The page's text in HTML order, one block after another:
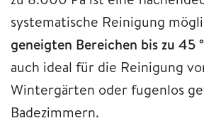
systematische Reinigung
geneigten Bereichen bis zu 45
auch ideal für die Reinigung
Wintergärten oder fugenlos
Badezimmern.